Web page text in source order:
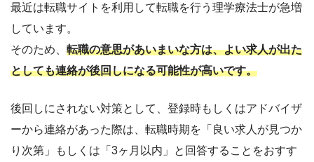
最近は転職サイトを利用して転職を行う理学療法士が急増
しています。
そのため、 転職の意思があいまいな方は、よい求人が出た
としても連絡が後回しになる可能性が高いです。
後回しにされない対策として、登録時もしくはアドバイザ
ーから連絡があった際は、転職時期を「良い求人が見つか
り次第」もしくは「3ヶ月以内」と回答することをおすす